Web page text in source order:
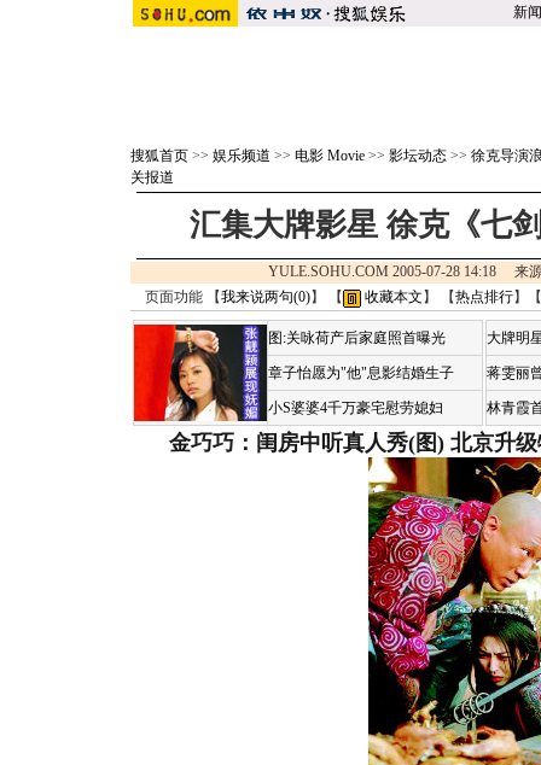
新闻
搜狐首页 >> 娱乐频道 >> 电影 Movie >> 影坛动态 >> 徐克导演
关报道
汇集大牌影星 徐克《七
YULE.SOHU.COM 2005-07-28 14:18 来
页面功能 【我来说两句(0)】 【 收藏本文 】 【热点排行】【
图:关咏荷产后家庭照首曝光
章子怡愿为"他"息影结婚生子
小S婆婆4千万豪宅慰劳媳妇
大牌明
蒋雯丽
林青霞
金巧巧：闺房中听真人秀(图) 北京升